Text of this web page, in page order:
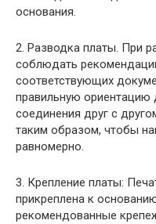
основания.
2. Разводка платы. При
соблюдать
соответствующих
правильную ориентацию
соединения друг с
таким образом, чтобы
равномерно.
3. Крепление платы:
прикреплена к
рекомендованные